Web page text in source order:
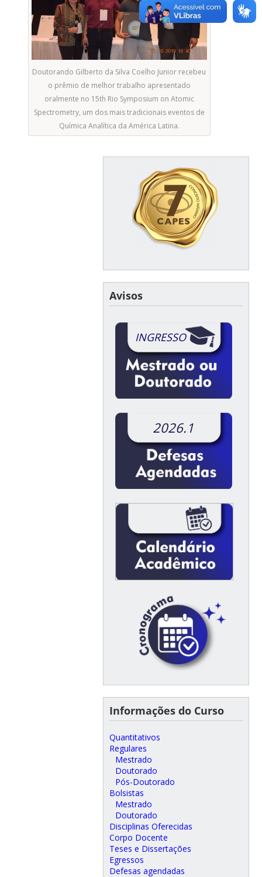
Doutorando Gilberto da Silva Coelho Junior recebeu
o prêmio de melhor trabalho apresentado
oralmente no 15th Rio Symposium on Atomic
Spectrometry, um dos mais tradicionais eventos de
Química Analítica da América Latina.
Avisos
INGRESSO
2026.1
Informações do Curso
Quantitativos
Regulares
Mestrado
Doutorado
Pós-Doutorado
Bolsistas
Mestrado
Doutorado
Disciplinas Oferecidas
Corpo Docente
Teses e Dissertações
Egressos
Defesas agendadas